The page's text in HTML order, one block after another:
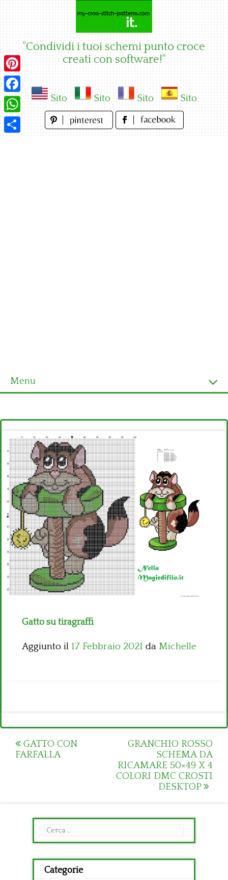
"Condividi i tuoi schemi punto croce
creati con software!"
Sito Sito Sito Sito
Menu
Ultimi schemi
Alfabeto
Bambini
Disney
Thun
Gatto su tiragraffi
Aggiunto il 17 Febbraio 2021 da Michelle
Post
navigation
GATTO CON
FARFALLA
GRANCHIO ROSSO
SCHEMA DA
RICAMARE 50×49 X 4
COLORI DMC CROSTI
DESKTOP
Ricerca
per:
Categorie
Pinterest
Facebook
WhatsApp